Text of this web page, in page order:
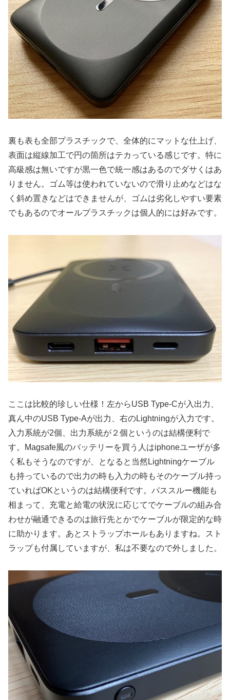
裏も表も全部プラスチックで、全体的にマットな仕上げ、
表面は縦線加工で円の箇所はテカっている感じです。特に
高級感は無いですが黒一色で統一感はあるのでダサくはあ
りません。ゴム等は使われていないので滑り止めなどはな
く斜め置きなどはできませんが、ゴムは劣化しやすい要素
でもあるのでオールプラスチックは個人的には好みです。
ここは比較的珍しい仕様！左からUSB Type-Cが入出力、
真ん中のUSB Type-Aが出力、右のLightningが入力です。
入力系統が2個、出力系統が２個というのは結構便利で
す。Magsafe風のバッテリーを買う人はiphoneユーザが多
く私もそうなのですが、となると当然Lightningケーブル
も持っているので出力の時も入力の時もそのケーブル持っ
ていればOKというのは結構便利です。パススルー機能も
相まって、充電と給電の状況に応じてでケーブルの組み合
わせが融通できるのは旅行先とかでケーブルが限定的な時
に助かります。あとストラップホールもありますね。スト
ラップも付属していますが、私は不要なので外しました。